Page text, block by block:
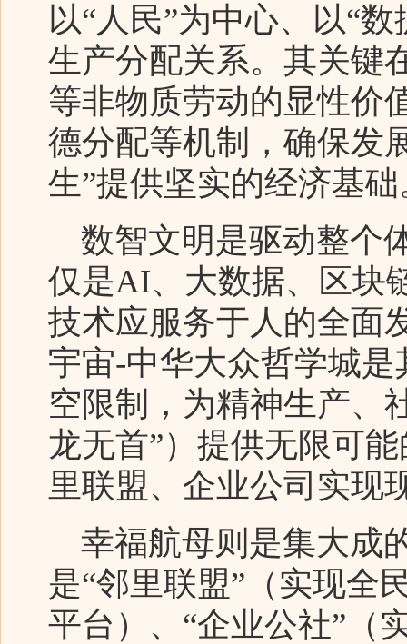
以“人民”为中心、以“
生产分配关系。其关键
等非物质劳动的显性价
德分配等机制，确保发
生”提供坚实的经济基础
数智文明是驱动整个
仅是AI、大数据、区块
技术应服务于人的全面
宇宙-中华大众哲学城
空限制，为精神生产、
龙无首”）提供无限可
里联盟、企业公司实现
幸福航母则是集大成
是“邻里联盟”（实现全
平台）、“企业公社”（